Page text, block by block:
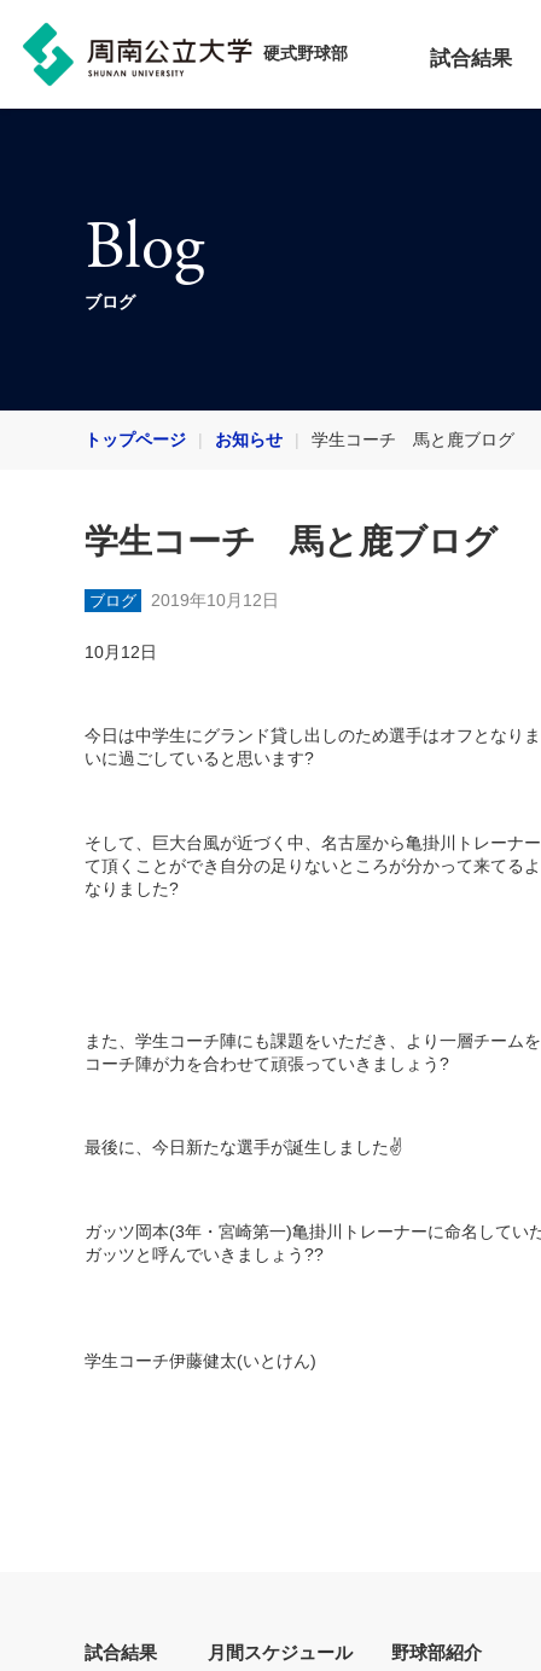
硬式野球部 試合結果
Blog
ブログ
トップページ お知らせ 学生コーチ 馬と鹿ブログ
学生コーチ 馬と鹿ブログ
ブログ 2019年10月12日
10月 12日
今日は中学生にグランド貸し出しのため選手はオフとなり
いに過ごしていると思います?
そして、巨大台風が近づく中、名古屋から亀掛川トレーナ
て頂くことができ自分の足りないところが分かって来てる
なりました?
また、学生コーチ陣にも課題をいただき、より一層チーム
コーチ陣が力を合わせて頑張っていきましょう?
最後に、今日新たな選手が誕生しました✌️
ガッツ岡本(3年・宮崎第一)亀掛川トレーナーに命名してい
ガッツと呼んでいきましょう??
学生コーチ伊藤健太(いとけん)
試合結果 月間スケジュール 野球部紹介